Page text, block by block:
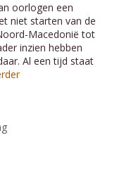
oorlogen een
niet starten van de
Macedonië tot
inzien hebben
Al een tijd staat